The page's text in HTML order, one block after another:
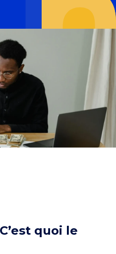
quoi le